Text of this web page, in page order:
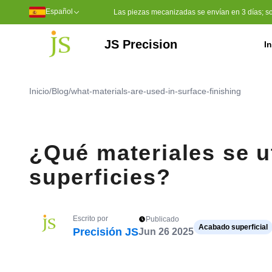
Español Las piezas mecanizadas se envían en 3 días;
JS Precision
Inicio/Blog/what-materials-are-used-in-surface-finishing
¿Qué materiales se
superficies?
Escrito por
Precisión JS
Publicado
Jun 26 2025 Acabado superficial